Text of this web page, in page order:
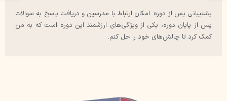
این دوره شامل آموزش استفاده از ابزارهای جدید و هوش مصنوعی
فتوشاپ 2024 است که به من کمک کرد تا با تکنولوژی‌های روز آشنا شوم
و از آن‌ها در پروژه‌هایم استفاده کنم.